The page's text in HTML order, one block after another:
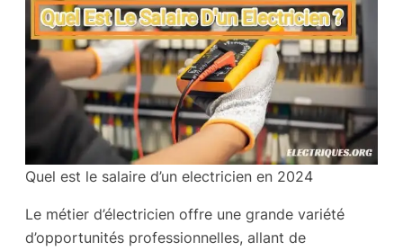
Quel est le salaire d’un electricien en 2024
Le métier d’électricien offre une grande variété
d’opportunités professionnelles, allant de